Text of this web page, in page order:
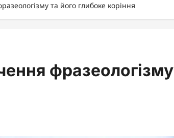
та його глибоке коріння
фразеологізму